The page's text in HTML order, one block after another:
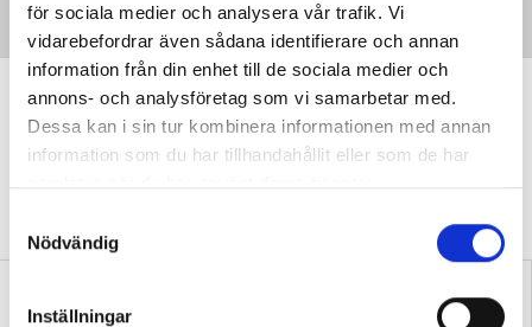
för sociala medier och analysera vår trafik. Vi
vidarebefordrar även sådana identifierare och annan
information från din enhet till de sociala medier och
annons- och analysföretag som vi samarbetar med.
Dessa kan i sin tur kombinera informationen med annan
information som du har tillhandahållit eller som de har
samlat in när du har använt deras tjänster.
Nödvändig
Inställningar
”Transspråkande har fått genomslag
av en anledning”
DEBATT Professorn: Problematiskt att
stämpla transspråkande som en ”trend” eller